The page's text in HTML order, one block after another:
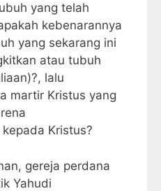
yang telah
kebenarannya
yang sekarang ini
atau tubuh
lalu
martir Kristus yang
Kristus?
gereja perdana
Yahudi